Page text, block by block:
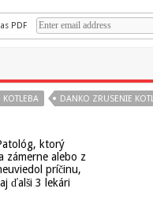
PDF
DANKO ZRUSENIE
ktorý
zámerne alebo z
príčinu,
ďalši 3 lekári